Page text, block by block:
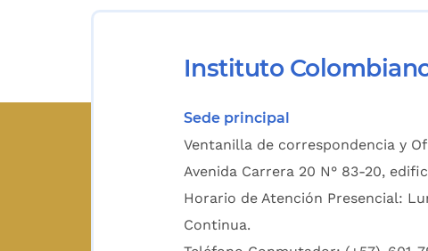
Instituto
Sede principal
Ventanilla de correspondencia y
Avenida Carrera 20 N° 83-20,
Horario de Atención Presencial:
Continua.